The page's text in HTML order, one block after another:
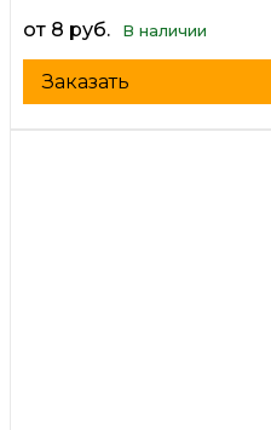
от 8 руб. В наличии
Заказать